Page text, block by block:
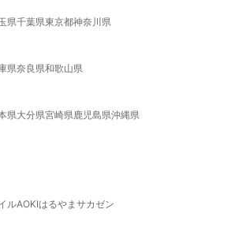
県千葉県東京都神奈川県
県奈良県和歌山県
県大分県宮崎県鹿児島県沖縄県
ルAOKIはるやま サカゼン